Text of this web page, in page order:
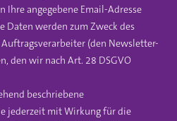
Ihre angegebene Email-Adresse
Daten werden zum Zweck des
(den Newsletter-
den wir nach Art. 28 DSGVO
beschriebene
jederzeit mit Wirkung für die